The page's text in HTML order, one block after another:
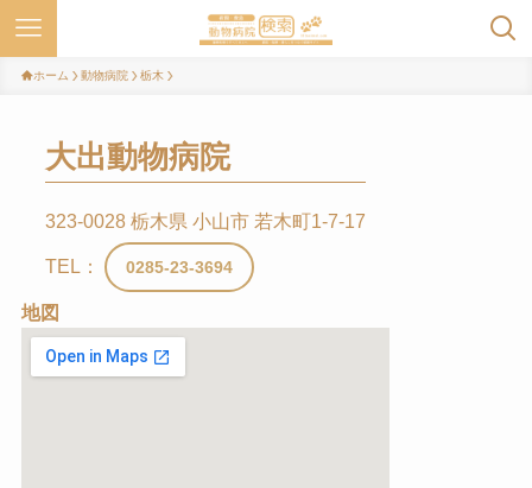
ホーム 動物病院 栃木
大出動物病院
323-0028 栃木県 小山市 若木町1-7-17
TEL： 0285-23-3694
地図